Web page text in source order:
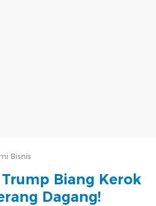
Bisnis
Biang Kerok
Dagang!